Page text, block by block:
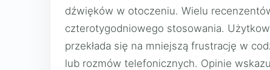
dźwięków w otoczeniu. Wielu
czterotygodniowego stosowania.
przekłada się na mniejszą frustrację w
lub rozmów telefonicznych. Opinie